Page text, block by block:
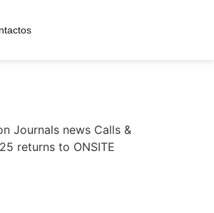
Journals news Calls &
returns to ONSITE